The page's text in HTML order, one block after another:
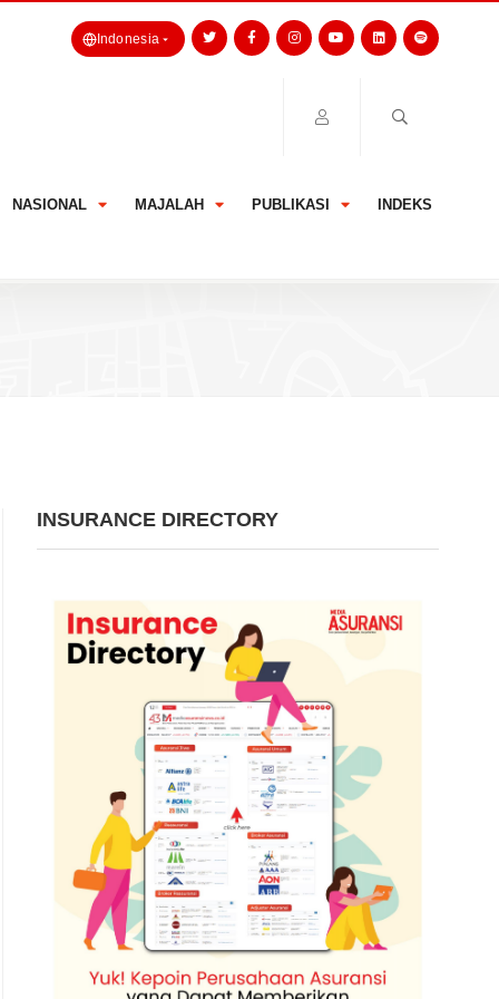
Indonesia
NASIONAL MAJALAH PUBLIKASI INDEKS
INSURANCE DIRECTORY